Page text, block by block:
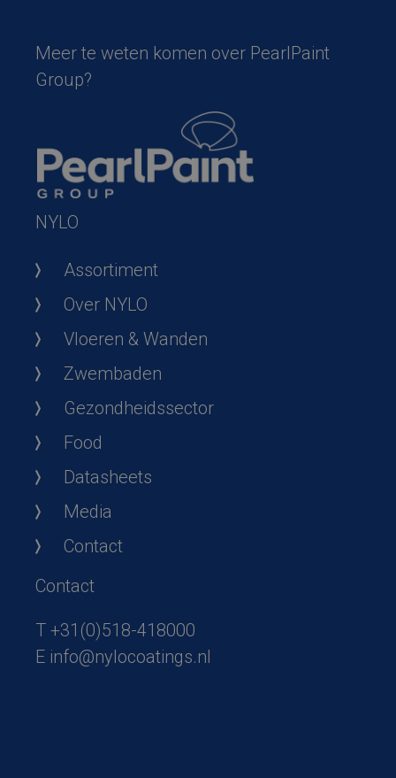
Meer te weten komen over PearlPaint
Group?
NYLO
Assortiment
Over NYLO
Vloeren & Wanden
Zwembaden
Gezondheidssector
Food
Datasheets
Media
Contact
Contact
T +31(0)518-418000
E info@nylocoatings.nl